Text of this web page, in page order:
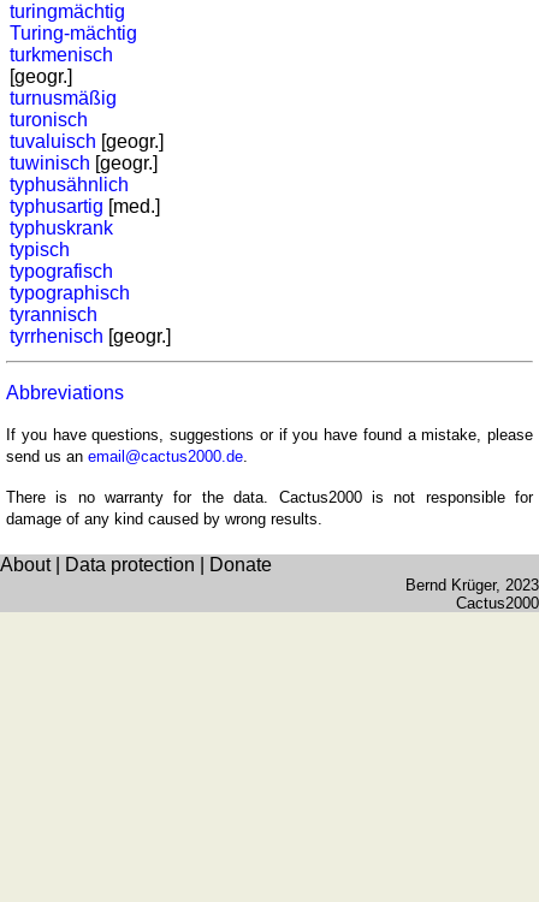
turingmächtig
Turing-mächtig
turkmenisch
[geogr.]
turnusmäßig
turonisch
tuvaluisch [geogr.]
tuwinisch [geogr.]
typhusähnlich
typhusartig [med.]
typhuskrank
typisch
typografisch
typographisch
tyrannisch
tyrrhenisch [geogr.]
Abbreviations
If you have questions, suggestions or if you have found a mistake, please
send us an email@cactus2000.de.
There is no warranty for the data. Cactus2000 is not responsible for
damage of any kind caused by wrong results.
About| Data protection Donate
Bernd Krüger, 2023
Cactus2000